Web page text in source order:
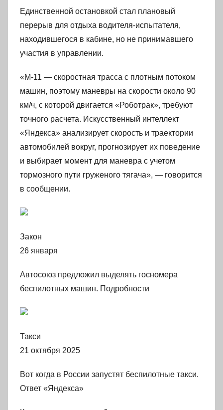
Единственной остановкой стал плановый
перерыв для отдыха водителя-испытателя,
находившегося в кабине, но не принимавшего
участия в управлении.
«М-11 — скоростная трасса с плотным потоком
машин, поэтому маневры на скорости около 90
км/ч, с которой двигается «Роботрак», требуют
точного расчета. Искусственный интеллект
«Яндекса» анализирует скорость и траектории
автомобилей вокруг, прогнозирует их поведение
и выбирает момент для маневра с учетом
тормозного пути груженого тягача», — говорится
в сообщении.
Закон
26 января
Автосоюз предложил выделять госномера
беспилотных машин. Подробности
Такси
21 октября 2025
Вот когда в России запустят беспилотные такси.
Ответ «Яндекса»